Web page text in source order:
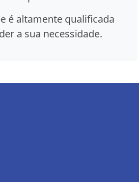
é altamente qualificada
a sua necessidade.